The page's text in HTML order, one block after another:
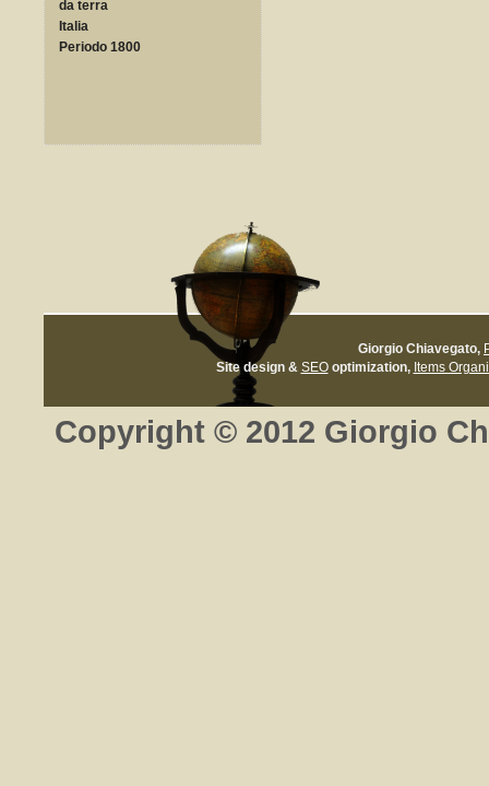
da terra
Italia
Periodo 1800
Giorgio Chiavegato,
Site design & SEOoptimization, Items
Copyright © 2012 Giorgio